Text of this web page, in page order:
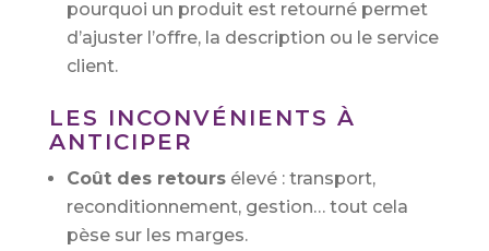
pourquoi un produit est retourné permet
d’ajuster l’offre, la description ou le service
client.
LES INCONVÉNIENTS À
ANTICIPER
Coût des retoursélevé : transport,
reconditionnement, gestion… tout cela
pèse sur les marges.